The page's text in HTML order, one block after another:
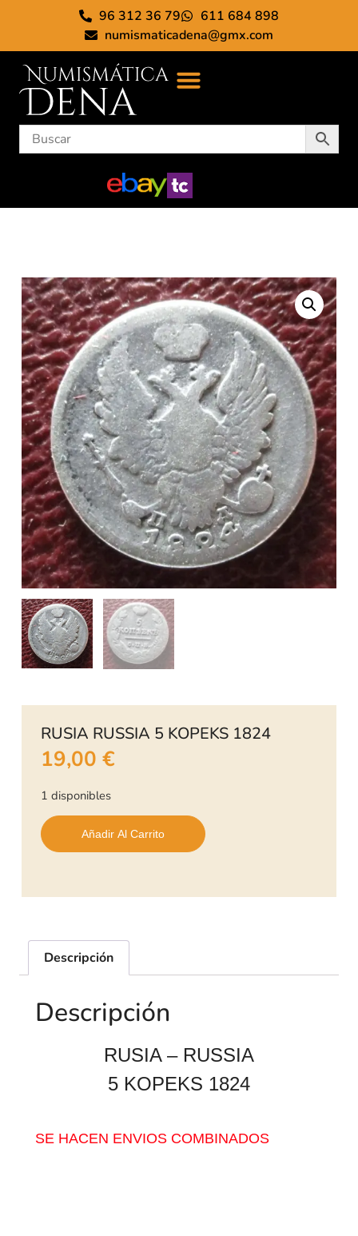
96 312 36 79
611 684 898
numismaticadena@gmx.com
RUSIA RUSSIA 5 KOPEKS 1824
19,00 €
1 disponibles
Añadir Al Carrito
Descripción
Descripción
RUSIA – RUSSIA
5 KOPEKS 1824
SE HACEN ENVIOS COMBINADOS